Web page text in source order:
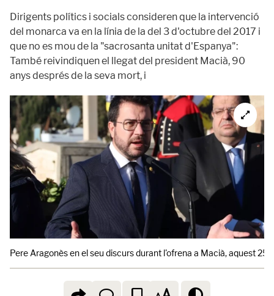
Dirigents polítics i socials consideren que la intervenció
del monarca va en la línia de la del 3 d'octubre del 2017 i
que no es mou de la "sacrosanta unitat d'Espanya":
També reivindiquen el llegat del president Macià, 90
anys després de la seva mort, i
Pere Aragonès en el seu discurs durant l'ofrena a Macià, aquest 25